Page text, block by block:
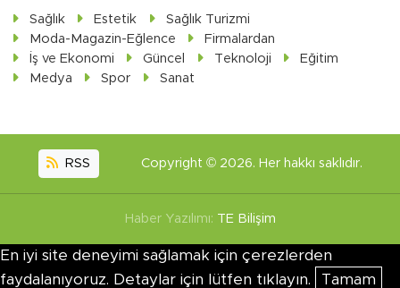
Sağlık Estetik
Sağlık Turizmi
Moda-Magazin-Eğlence
Firmalardan
İş ve Ekonomi
Güncel Teknoloji
Eğitim
Medya
Spor Sanat
RSS Copyright © 2026. Her hakkı saklıdır.
Haber Yazılımı: TE Bilişim
En iyi site deneyimi sağlamak için çerezlerden
faydalanıyoruz. Detaylar için lütfen tıklayın.
Tamam